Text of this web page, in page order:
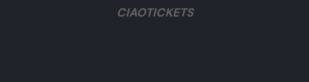
CIAOTICKETS